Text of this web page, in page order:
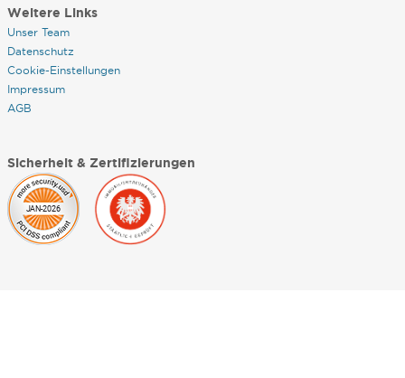
Weitere Links
Unser Team
Datenschutz
Cookie-Einstellungen
Impressum
AGB
Sicherheit & Zertifizierungen